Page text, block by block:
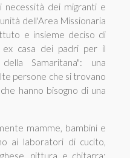
necessità dei migranti e
dell'Area Missionaria
e insieme deciso di
casa dei padri per il
Samaritana": una
persone che si trovano
hanno bisogno di una
mamme, bambini e
ai laboratori di cucito,
pittura e chitarra;